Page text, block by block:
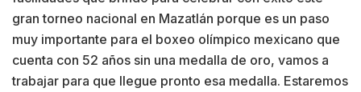
gran torneo nacional en Mazatlán porque es un paso
muy importante para el boxeo olímpico mexicano que
cuenta con 52 años sin una medalla de oro, vamos a
trabajar para que llegue pronto esa medalla. Estaremos